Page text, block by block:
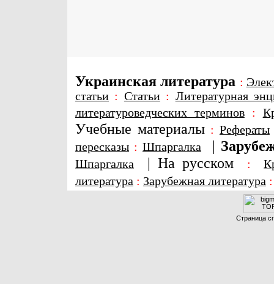
Украинская литература :
статьи : Статьи: Литературная
литературоведческих терминов:
Учебные материалы : Рефераты
пересказы : Шпаргалка |
Шпаргалка | На русском :
литература : Зарубежная литература
Страница